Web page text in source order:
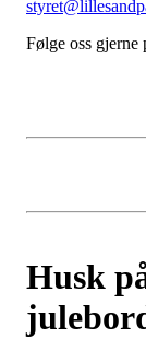
Følge oss gjerne
Husk